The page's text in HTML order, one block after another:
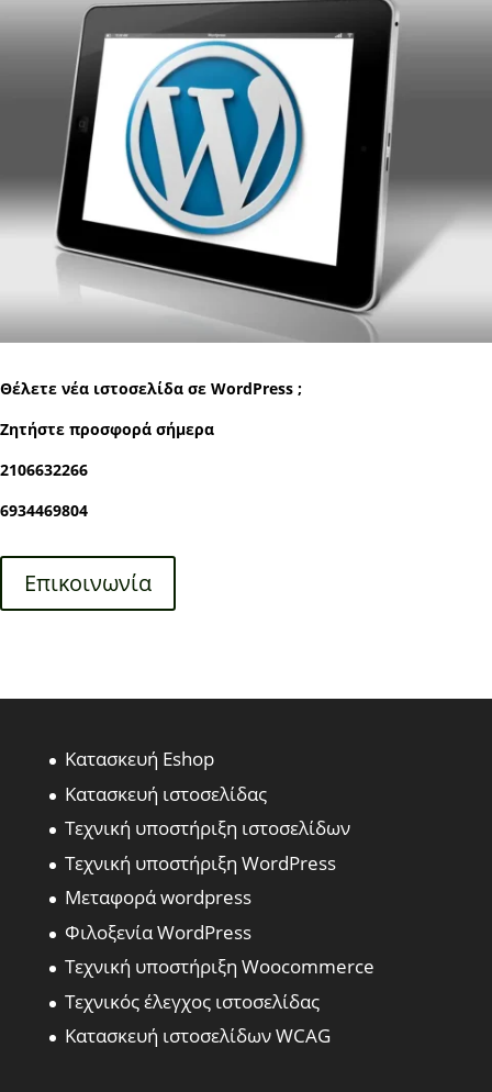
Θέλετε νέα ιστοσελίδα σε WordPress ;
Ζητήστε προσφορά σήμερα
2106632266
6934469804
Επικοινωνία
Κατασκευή Eshop
Κατασκευή ιστοσελίδας
Τεχνική υποστήριξη ιστοσελίδων
Τεχνική υποστήριξη WordPress
Μεταφορά wordpress
Φιλοξενία WordPress
Τεχνική υποστήριξη Woocommerce
Τεχνικός έλεγχος ιστοσελίδας
Κατασκευή ιστοσελίδων WCAG